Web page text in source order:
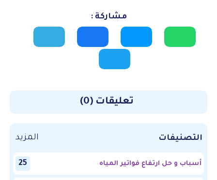
مشاركة :
تعليقات (0)
التصنيفات المزيد
أسباب و حل ارتفاع فواتير المياه 25